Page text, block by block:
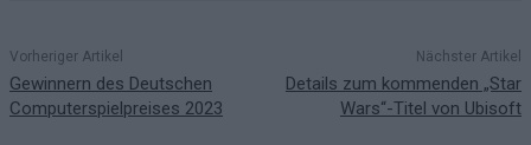
Vorheriger Artikel
Gewinnern des Deutschen
Computerspielpreises 2023
Nächster Artikel
Details zum kommenden „Star
Wars“-Titel von Ubisoft